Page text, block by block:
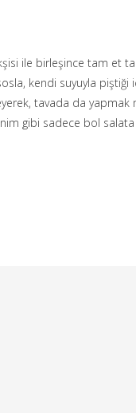
ile birleşince tam et
kendi suyuyla piştiği
tavada da
gibi sadece bol